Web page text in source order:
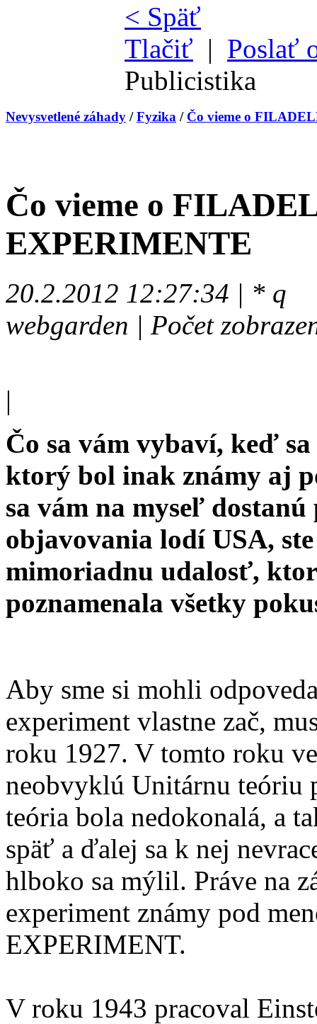
< Späť
Tlačiť | Poslať
Publicistika
Nevysvetlené záhady /Fyzika / Čo vieme o
Čo vieme o
EXPERIMENTE
20.2.2012 12:27:34 | * q
webgarden | Počet
|
Čo sa vám vybaví, keď
ktorý bol inak známy aj
sa vám na myseľ
objavovania lodí USA,
mimoriadnu udalosť,
poznamenala všetky
Aby sme si mohli
experiment vlastne zač,
roku 1927. V tomto roku
neobvyklú Unitárnu teóriu
teória bola nedokonalá, a
späť a ďalej sa k nej
hlboko sa mýlil. Práve na
experiment známy pod
EXPERIMENT.
V roku 1943 pracoval